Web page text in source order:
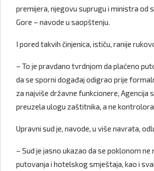
premijera, njegovu suprugu i ministra od
Gore – navode u saopštenju.
I pored takvih činjenica, ističu, ranije
– To je pravdano tvrdnjom da plaćeno
da se sporni događaj odigrao prije
za najviše državne funkcionere,
preuzela ulogu zaštitnika, a ne
Upravni sud je, navode, u više navrata,
– Sud je jasno ukazao da se poklonom
putovanja i hotelskog smještaja, kao i